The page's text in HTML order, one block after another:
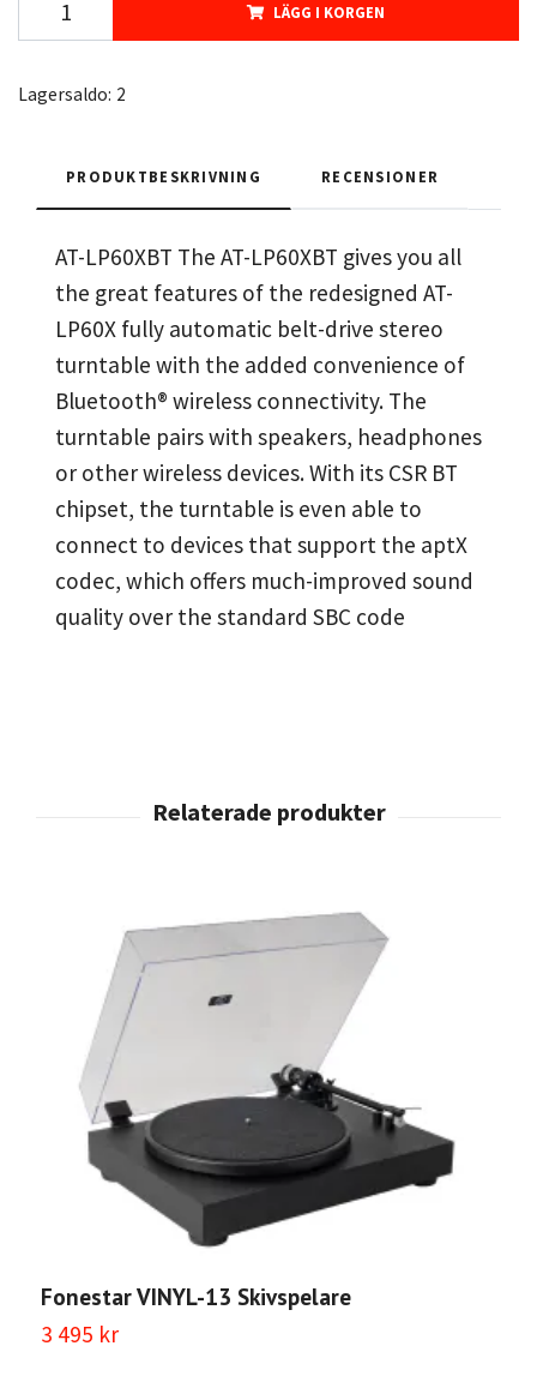
LÄGG I KORGEN
Lagersaldo: 2
PRODUKTBESKRIVNING RECENSIONER
AT-LP60XBT The AT-LP60XBT gives you all
the great features of the redesigned AT-
LP60X fully automatic belt-drive stereo
turntable with the added convenience of
Bluetooth® wireless connectivity. The
turntable pairs with speakers, headphones
or other wireless devices. With its CSR BT
chipset, the turntable is even able to
connect to devices that support the aptX
codec, which offers much-improved sound
quality over the standard SBC code
Fonestar VINYL-13 Skivspelare
3 495 kr